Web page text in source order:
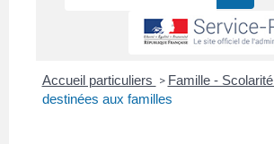
Accueil particuliers > Famille - Scolarité
destinées aux familles